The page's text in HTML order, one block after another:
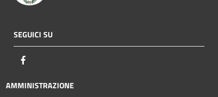
SEGUICI SU
AMMINISTRAZIONE